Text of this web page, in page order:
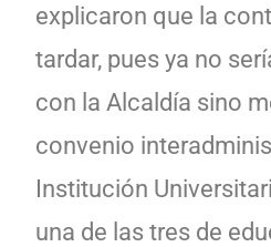
explicaron que la
tardar, pues ya no
con la Alcaldía sino
convenio
Institución
una de las tres de